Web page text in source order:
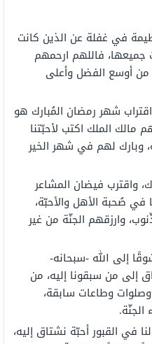
في غفلة عن الذين كانت
جميعها، فاللهم ارحمهم
من أوسع الفضل وأعلى
شهر رمضان المُبارك هو
مالك الملك اكتب لأحبّتنا
وبارك لهم في شهر الخير
واقترب فيضان المشاعر
في صُحبة الأهل والأحبّة،
وارزقهم الجنّة من غير
إلى الله -سبحانه-
إلى من سبقونا إليه، من
وطاعات سابقة،
في القبور أحبّة نشتاق إليه،